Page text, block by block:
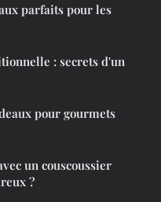
parfaits pour les
: secrets d'un
pour gourmets
un couscoussier
?